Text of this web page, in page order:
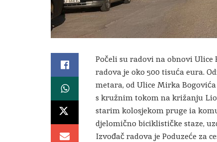
Počeli su radovi na obnovi
radova je oko 500 tisuća eura.
metara, od Ulice Mirka
s kružnim tokom na križanju
starim kolosjekom pruge ia
djelomično biciklističke staze,
Izvođač radova je Poduzeće za